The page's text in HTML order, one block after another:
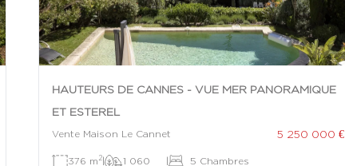
HAUTEURS DE CANNES - VUE MER PANORAMIQUE
ET ESTEREL
Vente Maison Le Cannet 5 250 000 €
376 m 2|
1 060
| 5 Chambres